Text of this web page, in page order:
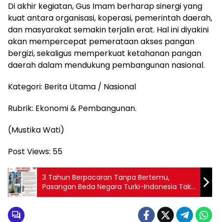
Di akhir kegiatan, Gus Imam berharap sinergi yang
kuat antara organisasi, koperasi, pemerintah daerah,
dan masyarakat semakin terjalin erat. Hal ini diyakini
akan mempercepat pemerataan akses pangan
bergizi, sekaligus memperkuat ketahanan pangan
daerah dalam mendukung pembangunan nasional.
Kategori: Berita Utama / Nasional
Rubrik: Ekonomi & Pembangunan.
(Mustika Wati)
Post Views: 55
3 Tahun Berpacaran Tanpa Bertemu,
Pasangan Beda Negara Turki-Indonesia Tak
Lama Lagi Akan Menikah di Kayuagung OKI